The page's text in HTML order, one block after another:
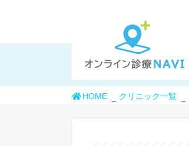
HOME クリニック一覧